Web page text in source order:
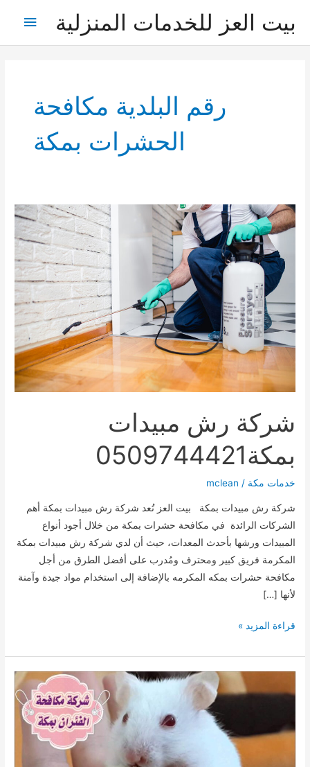
بيت العز للخدمات المنزلية
رقم البلدية مكافحة
الحشرات بمكة
شركة رش مبيدات
بمكة0509744421
خدمات مكة /
mclean
شركة رش مبيدات بمكة بيت العز تُعد شركة رش مبيدات بمكة أهم
الشركات الرائدة في مكافحة حشرات بمكة من خلال أجود أنواع
المبيدات ورشها بأحدث المعدات، حيث أن لدي شركة رش مبيدات بمكة
المكرمة فريق كبير ومحترف ومُدرب على أفضل الطرق من أجل
مكافحة حشرات بمكه المكرمه بالإضافة إلى استخدام مواد جيدة وآمنة
لأنها […]
شركة
مبيدات
قراءة المزيد »